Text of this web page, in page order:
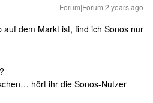
Forum|Forum|2 years ago
auf dem Markt ist, find ich Sonos nur
hört ihr die Sonos-Nutzer